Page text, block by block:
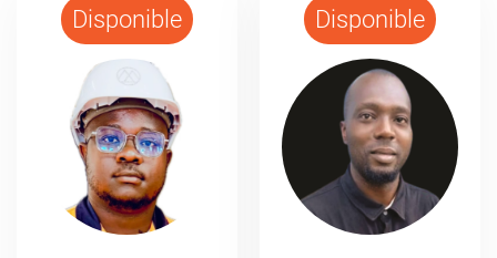
Disponible Disponible